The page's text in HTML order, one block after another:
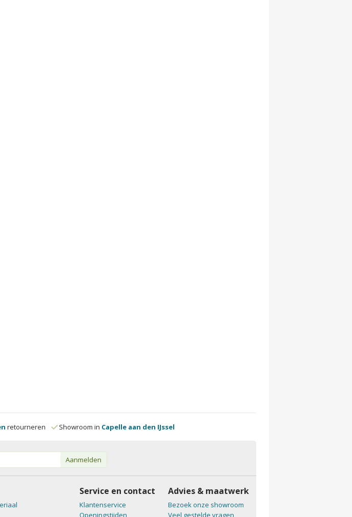
retourneren Showroom in Capelle aan den IJssel
Aanmelden
Service en contact
Klantenservice
Openingstijden
Advies & maatwerk
Bezoek onze showroom
Veel gestelde vragen